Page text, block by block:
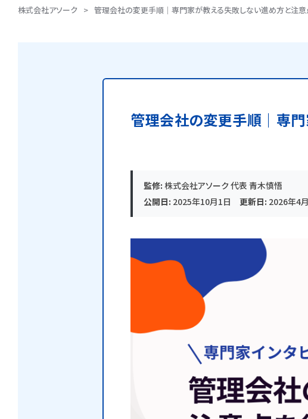
株式会社アソーク > 管理会社の変更手順｜専門家が教える失敗しない進め方と注意
管理会社の変更手順｜専
監修: 株式会社アソーク 代表 青木慎悟
公開日: 2025年10月1日更新日: 2026年4